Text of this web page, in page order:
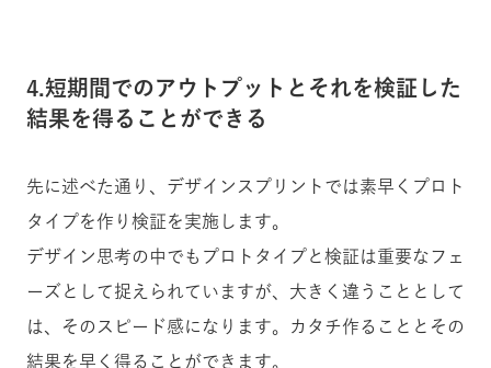
4.短期間でのアウトプットとそれを検証した
結果を得ることができる
先に述べた通り、デザインスプリントでは素早くプロト
タイプを作り検証を実施します。
デザイン思考の中でもプロトタイプと検証は重要なフェ
ーズとして捉えられていますが、大きく違うこととして
は、そのスピード感になります。カタチ作ることとその
結果を早く得ることができます。